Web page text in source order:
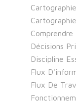
Comprendre
Décisions
Discipline
Flux
Flux De